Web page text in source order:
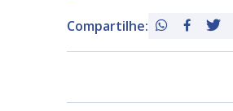
Compartilhe: